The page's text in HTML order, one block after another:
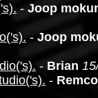
- Joop
- Joop
- Brian
- Remco